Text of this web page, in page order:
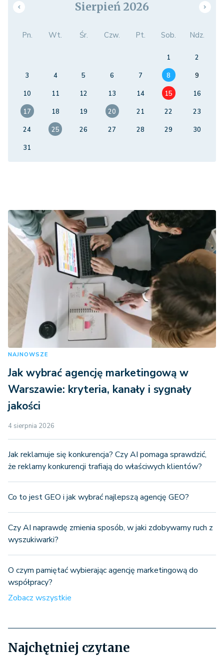
Sierpień 2026
Pn. Wt. Śr. Czw. Pt. Sob. Ndz.
1
2
3
4 5 6 7 8
9
10
11 12 13 14 15
16
17
18 19 20 21 22
23
24
25 26 27 28 29
30
31
NAJNOWSZE
Jak wybrać agencję marketingową w
Warszawie: kryteria, kanały i sygnały
jakości
4 sierpnia 2026
Jak reklamuje się konkurencja? Czy AI pomaga sprawdzić,
że reklamy konkurencji trafiają do właściwych klientów?
Co to jest GEO i jak wybrać najlepszą agencję GEO?
Czy AI naprawdę zmienia sposób, w jaki zdobywamy ruch z
wyszukiwarki?
O czym pamiętać wybierając agencję marketingową do
współpracy?
Zobacz wszystkie
Najchętniej czytane